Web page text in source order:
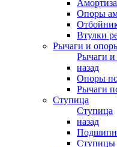
Опоры
Втулки
Рычаги и
Рычаги
назад
Опоры
Рычаги
Ступица
Ступица
назад
Ступицы